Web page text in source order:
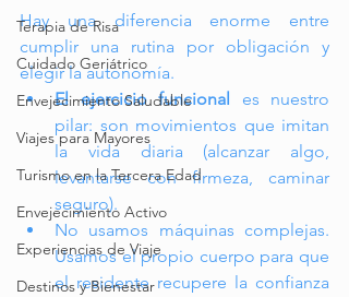
Terapia de Risa
Cuidado Geriátrico
Envejecimiento Saludable
Viajes para Mayores
Turismo en la Tercera Edad
Envejecimiento Activo
Experiencias de Viaje
Destinos y Bienestar
Hay una diferencia enorme entre
cumplir una rutina por obligación y
elegir la autonomía.
El ejercicio funcional
es nuestro
pilar: son movimientos que imitan
la vida diaria (alcanzar algo,
levantarse con firmeza, caminar
seguro).
No usamos máquinas complejas.
Usamos el propio cuerpo para que
el residente recupere la confianza